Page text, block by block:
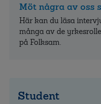
Möt några av oss
Här kan du läsa
många av de
på Folksam.
Student